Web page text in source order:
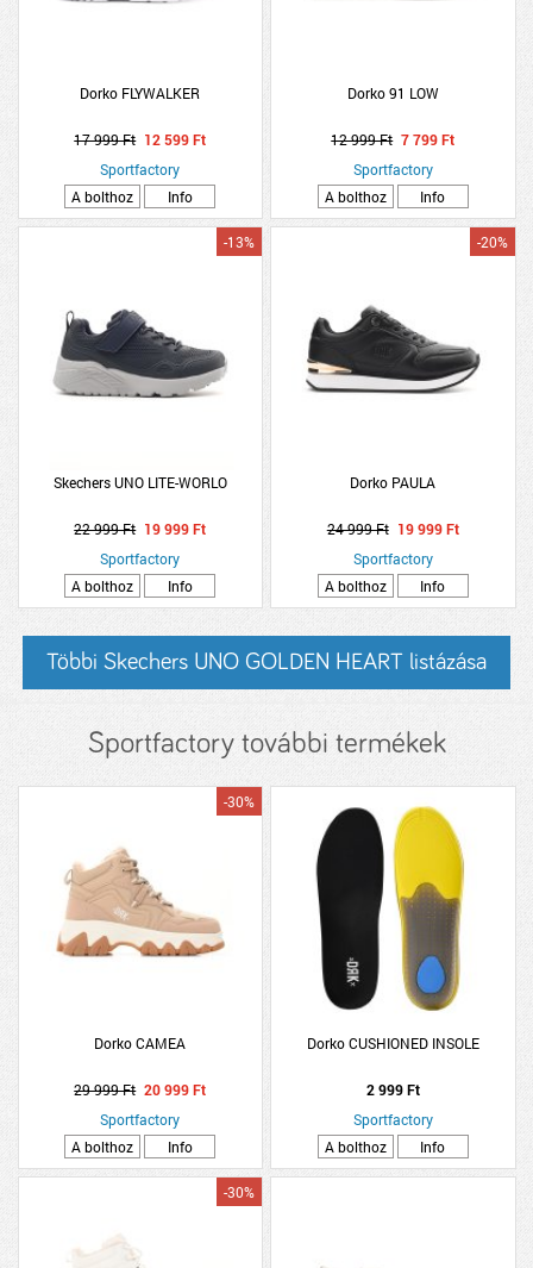
Dorko FLYWALKER
17 999 Ft 12 599 Ft
Sportfactory
A bolthoz
Info
Dorko 91 LOW
12 999 Ft 7 799 Ft
Sportfactory
A bolthoz
Info
Skechers UNO LITE-WORLO
-13%
22 999 Ft 19 999 Ft
Sportfactory
A bolthoz
Info
Dorko PAULA
-20%
24 999 Ft 19 999 Ft
Sportfactory
A bolthoz
Info
Többi Skechers UNO GOLDEN HEART listázása
Sportfactory további termékek
Dorko CAMEA
-30%
29 999 Ft 20 999 Ft
Sportfactory
A bolthoz
Info
Dorko CUSHIONED INSOLE
2 999 Ft
Sportfactory
A bolthoz
Info
-30%